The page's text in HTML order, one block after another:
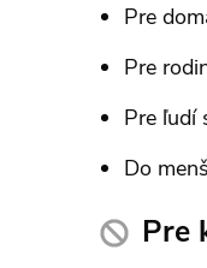
Pre
Pre
Pre ľudí
Do
Pre